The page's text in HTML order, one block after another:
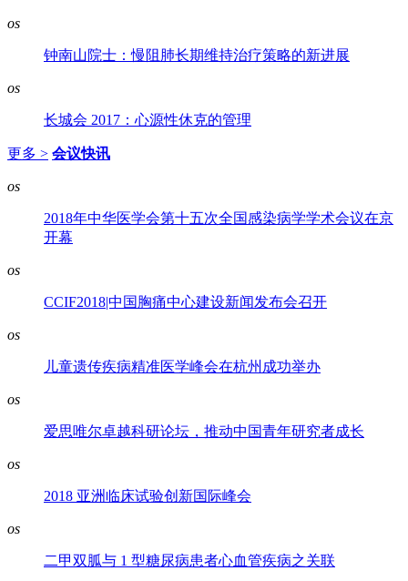
os
钟南山院士：慢阻肺长期维持治疗策略的新进展
os
长城会 2017：心源性休克的管理
更多 > 会议快讯
os
2018年中华医学会第十五次全国感染病学学术会议在京
开幕
os
CCIF2018|中国胸痛中心建设新闻发布会召开
os
儿童遗传疾病精准医学峰会在杭州成功举办
os
爱思唯尔卓越科研论坛，推动中国青年研究者成长
os
2018 亚洲临床试验创新国际峰会
os
二甲双胍与 1 型糖尿病患者心血管疾病之关联